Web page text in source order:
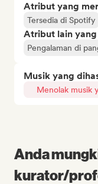
Atribut yang
Tersedia di Spotify
Atribut lain
Pengalaman di
Musik yang
Menolak musik
Anda
kurator/